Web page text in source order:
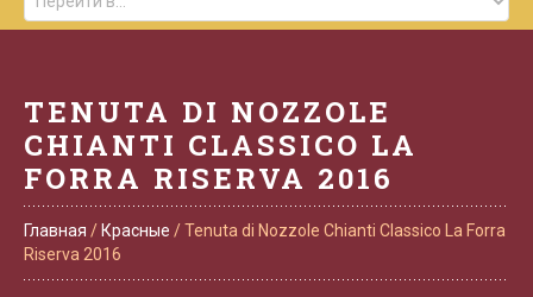
TENUTA DI NOZZOLE
CHIANTI CLASSICO LA
FORRA RISERVA 2016
Главная / Красные / Tenuta di Nozzole Chianti Classico La Forra
Riserva 2016